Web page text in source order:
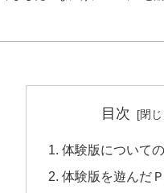
目次
体験版について
体験版を遊んだ